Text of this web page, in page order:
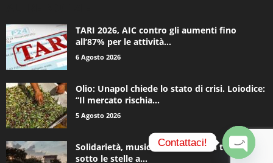
TARI 2026, AIC contro gli aumenti fino
all’87% per le attività...
6 Agosto 2026
Olio: Unapol chiede lo stato di crisi. Loiodice:
“Il mercato rischia...
5 Agosto 2026
Solidarietà, musica e una notte in tenda
sotto le stelle a...
Contattaci!